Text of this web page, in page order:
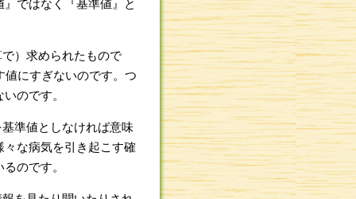
ではなく『基準値』と
）求められたもので
にすぎないのです。つ
のです。
準値としなければ意味
な病気を引き起こす確
のです。